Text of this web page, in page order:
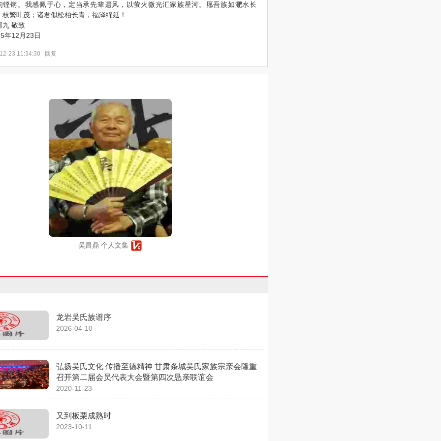
铿锵。我感佩于心，定当承先辈遗风，以萤火微光汇家族星河。愿吾族如淝水长
枝繁叶茂；诸君似松柏长青，福泽绵延！
九 敬致
年12月23日
23 11:34:30 回复
吴昌鼎 个人文集
龙岩吴氏族谱序
2026-04-10
弘扬吴氏文化 传播至德精神 甘肃条城吴氏家族宗亲会隆重
召开第二届会员代表大会暨第四次恳亲联谊会
2020-11-23
又到板栗成熟时
2023-10-11